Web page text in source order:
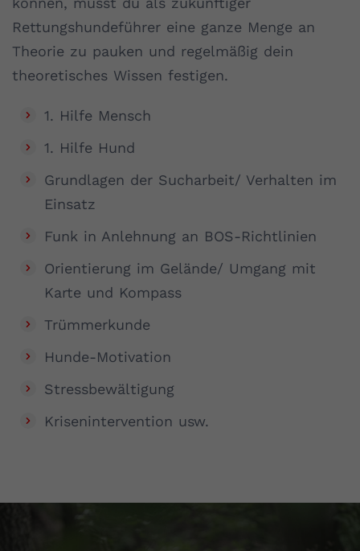
Rettungshundeführer eine ganze Menge an
Theorie zu pauken und regelmäßig dein
theoretisches Wissen festigen.
1. Hilfe Mensch
1. Hilfe Hund
Grundlagen der Sucharbeit/ Verhalten im
Einsatz
Funk in Anlehnung an BOS-Richtlinien
Orientierung im Gelände/ Umgang mit
Karte und Kompass
Trümmerkunde
Hunde-Motivation
Stressbewältigung
Krisenintervention usw.